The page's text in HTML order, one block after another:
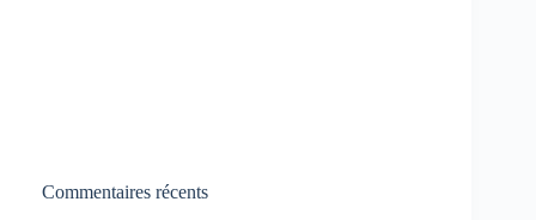
Commentaires récents